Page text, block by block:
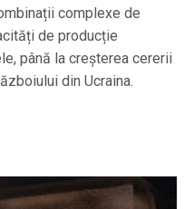
complexe de
de producție
până la creșterea cererii
din Ucraina.